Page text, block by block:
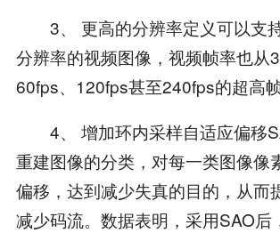
3、 更高的分辨率定义可以支
分辨率的视频图像，视频帧率也从
60fps、120fps甚至240fps的超高
4、 增加环内采样自适应偏移
重建图像的分类，对每一类图像像
偏移，达到减少失真的目的，从而
减少码流。数据表明，采用SAO后